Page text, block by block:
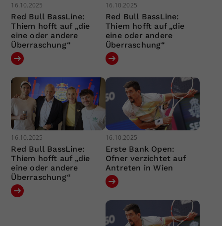
16.10.2025
Red Bull BassLine:
Thiem hofft auf „die
eine oder andere
Überraschung“
16.10.2025
Red Bull BassLine:
Thiem hofft auf „die
eine oder andere
Überraschung“
16.10.2025
Red Bull BassLine:
Thiem hofft auf „die
eine oder andere
Überraschung“
16.10.2025
Erste Bank Open:
Ofner verzichtet auf
Antreten in Wien